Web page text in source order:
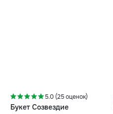
5.0 (25 оценок)
Букет Созвездие